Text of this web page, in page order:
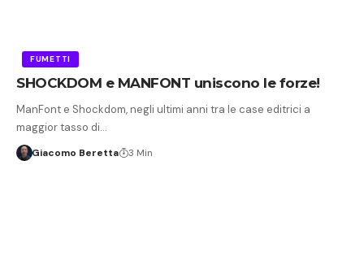
FUMETTI
SHOCKDOM e MANFONT uniscono le forze!
ManFont e Shockdom, negli ultimi anni tra le case editrici a
maggior tasso di…
Giacomo Beretta 3 Min